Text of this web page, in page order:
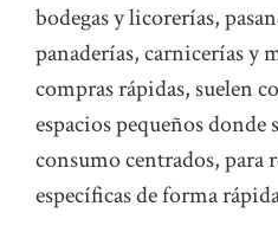
bodegas y licorerías,
panaderías, carnicerías y
compras rápidas, suelen
espacios pequeños donde
consumo centrados, para
específicas de forma